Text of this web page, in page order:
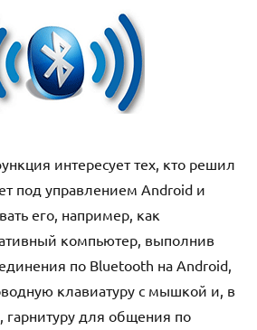
интересует тех, кто решил
под управлением Android и
его, например, как
компьютер, выполнив
по Bluetooth на Android,
клавиатуру с мышкой и, в
гарнитуру для общения по